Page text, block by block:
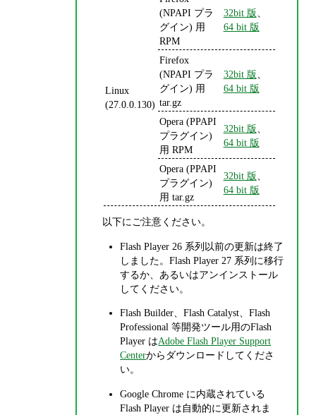
Linux
(27.0.0.130)
(NPAPI プラ
グイン) 用
RPM
32bit 版、
64 bit 版
Firefox
(NPAPI プラ
グイン) 用
tar.gz
32bit 版、
64 bit 版
Opera (PPAPI
プラグイン)
用 RPM
32bit 版、
64 bit 版
Opera (PPAPI
プラグイン)
用 tar.gz
32bit 版、
64 bit 版
以下にご注意ください。
Flash Player 26 系列以前の更新は終了
しました。Flash Player 27 系列に移行
するか、あるいはアンインストール
してください。
Flash Builder、Flash Catalyst、Flash
Professional 等開発ツール用のFlash
Player はAdobe Flash Player Support
Centerからダウンロードしてくださ
い。
Google Chrome に内蔵されている
Flash Player は自動的に更新されま